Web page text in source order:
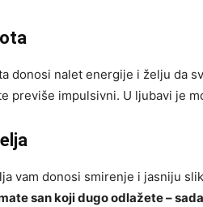
donosi nalet energije i želju da
previše impulsivni. U ljubavi je
vam donosi smirenje i jasniju
san koji dugo odlažete –